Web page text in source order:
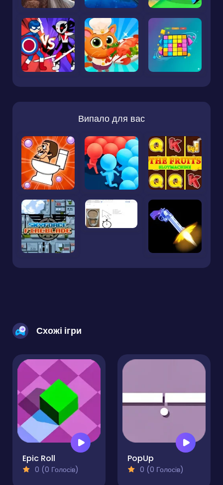
Випало для вас
Схожі ігри
Epic Roll
0 (0 Голосів)
PopUp
0 (0 Голосів)